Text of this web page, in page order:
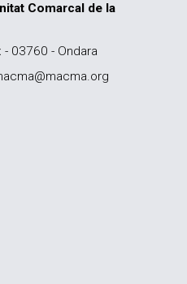
Comarcal de la
03760 - Ondara